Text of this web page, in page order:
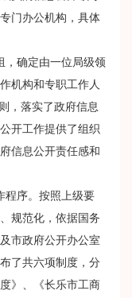
门办公机构，具体
，确定由一位局级领
机构和专职工作人
，落实了政府信息
开工作提供了组织
信息公开责任感和
程序。按照上级要
规范化，依据国务
市政府公开办公室
了共六项制度，分
》、《长乐市工商